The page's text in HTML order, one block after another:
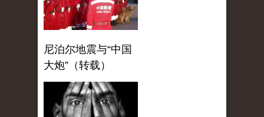
尼泊尔地震与“中国
大炮”（转载）